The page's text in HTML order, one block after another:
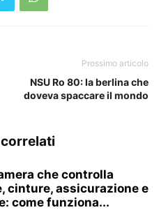
Prossimo articolo
NSU Ro 80: la berlina che
doveva spaccare il mondo
che controlla
cinture, assicurazione e
come funziona...